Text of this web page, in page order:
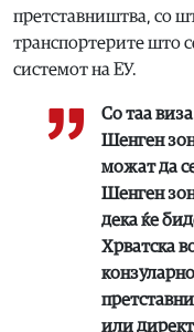
претставништва, со
транспортерите што
системот на ЕУ.
Со таа
Шенген
можат да
Шенген
дека ќе
Хрватска
или